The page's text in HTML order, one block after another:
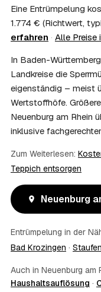
Kosten?
Im Einzelfall ist
stellen Sie vor
und holen die
Zentrum vermittelt
über die
08 Bekomme ich
Ja. Die Partner
wichtig zum
oder die eigene
Nicht zwingend.
nur zur Übergabe
stimmen Sie direkt
10
Was ist im
Ausräumen,
fachgerechte
Eine Entrümpelung
1.774 € (Richtwert,
erfahren · Alle Preise
In Baden-
Landkreise die
eigenständig – meist
Wertstoffhöfe.
Neuenburg am Rhein
inklusive
Zum Weiterlesen:
Teppich entsorgen
Neuenburg
Entrümpelung in der
Bad Krozingen ·
Auch in Neuenburg am
Haushaltsauflösung ·